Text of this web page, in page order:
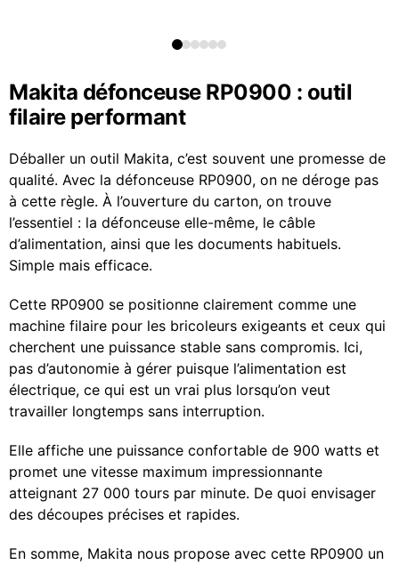
Makita défonceuse RP0900 : outil
filaire performant
Déballer un outil Makita, c’est souvent une promesse de
qualité. Avec la défonceuse RP0900, on ne déroge pas
à cette règle. À l’ouverture du carton, on trouve
l’essentiel : la défonceuse elle-même, le câble
d’alimentation, ainsi que les documents habituels.
Simple mais efficace.
Cette RP0900 se positionne clairement comme une
machine filaire pour les bricoleurs exigeants et ceux qui
cherchent une puissance stable sans compromis. Ici,
pas d’autonomie à gérer puisque l’alimentation est
électrique, ce qui est un vrai plus lorsqu’on veut
travailler longtemps sans interruption.
Elle affiche une puissance confortable de 900 watts et
promet une vitesse maximum impressionnante
atteignant 27 000 tours par minute. De quoi envisager
des découpes précises et rapides.
En somme, Makita nous propose avec cette RP0900 un